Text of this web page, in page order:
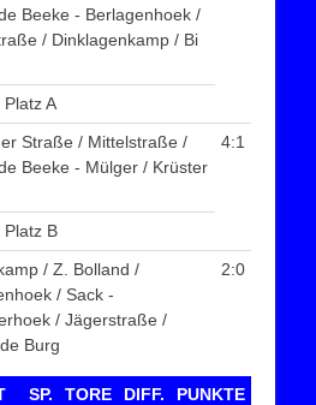
Beeke - Berlagenhoek /
/ Dinklagenkamp / Bi
A
Straße / Mittelstraße /
Beeke - Mülger / Krüster
4:1
B
/ Z. Bolland /
/ Sack -
/ Jägerstraße /
Burg
2:0
SP. TORE DIFF.
PUNKTE